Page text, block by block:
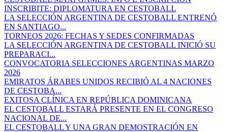
INSCRIBITE: DIPLOMATURA EN CESTOBALL
LA SELECCIÓN ARGENTINA DE CESTOBALL ENTRENÓ
EN SANTIAGO...
TORNEOS 2026: FECHAS Y SEDES CONFIRMADAS
LA SELECCIÓN ARGENTINA DE CESTOBALL INICIÓ SU
PREPARACI...
CONVOCATORIA SELECCIONES ARGENTINAS MARZO
2026
EMIRATOS ÁRABES UNIDOS RECIBIÓ AL 4 NACIONES
DE CESTOBA...
EXITOSA CLÍNICA EN REPÚBLICA DOMINICANA
EL CESTOBALL ESTARÁ PRESENTE EN EL CONGRESO
NACIONAL DE...
EL CESTOBALL Y UNA GRAN DEMOSTRACIÓN EN